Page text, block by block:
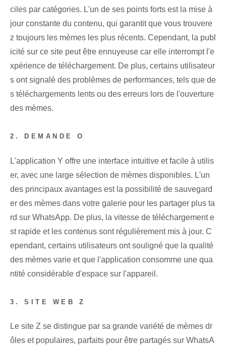
ciles par catégories. L'un de ses points forts est la mise à
jour constante du contenu, qui garantit que vous trouvere
z toujours les mèmes les plus récents. Cependant, la publ
icité sur ce site peut être ennuyeuse car elle interrompt l'e
xpérience de téléchargement. De plus, certains utilisateur
s ont signalé des problèmes de performances, tels que de
s téléchargements lents ou des erreurs lors de l'ouverture
des mèmes.
2. DEMANDE O
L'application Y offre une interface intuitive et facile à utilis
er, avec une large sélection de mèmes disponibles. L'un
des principaux avantages est la possibilité de sauvegard
er des mèmes dans votre galerie pour les partager plus ta
rd sur WhatsApp. De plus, la vitesse de téléchargement e
st rapide et les contenus sont régulièrement mis à jour. C
ependant, certains utilisateurs ont souligné que la qualité
des mèmes varie et que l'application consomme une qua
ntité considérable d'espace sur l'appareil.
3. SITE WEB Z
Le site Z se distingue par sa grande variété de mèmes dr
ôles et populaires, parfaits pour être partagés sur WhatsA